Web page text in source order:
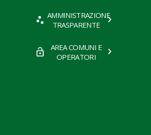
AMMINISTRAZIONE
TRASPARENTE
AREA COMUNI E
OPERATORI